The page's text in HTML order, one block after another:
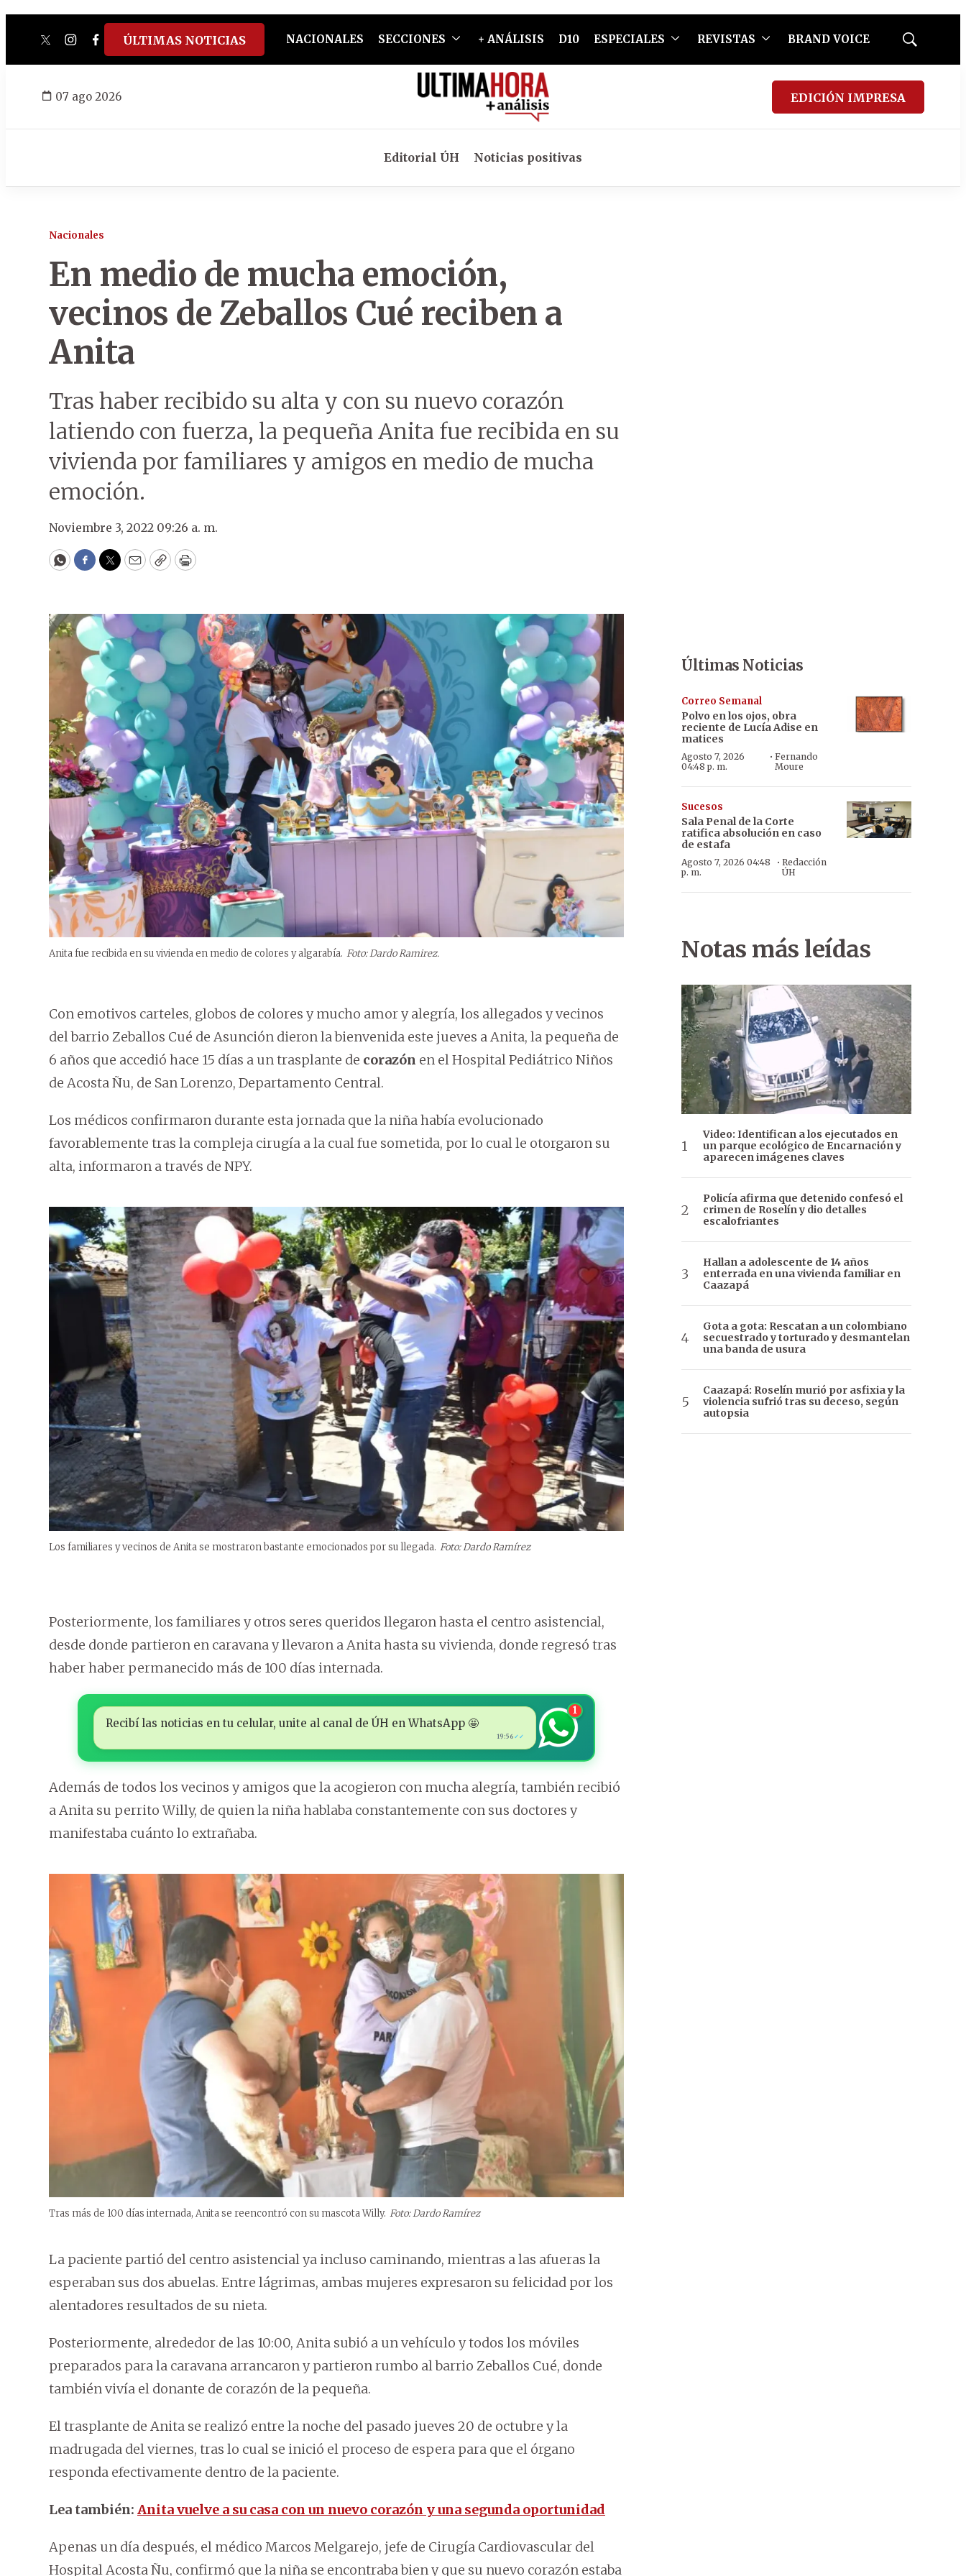
twitterinstagram
facebook
tiktokyoutube
spotify
ÚLTIMAS NOTICIAS NACIONALES SECCIONES + ANÁLISIS D10 ESPECIALES REVISTAS BRAND VOICE
Mostrar
07 ago 2026 EDICIÓN IMPRESA
Editorial ÚH Noticias positivas
Nacionales
En medio de mucha emoción,
vecinos de Zeballos Cué reciben a
Anita
Tras haber recibido su alta y con su nuevo corazón
latiendo con fuerza, la pequeña Anita fue recibida en su
vivienda por familiares y amigos en medio de mucha
emoción.
Noviembre 3, 2022 09:26 a. m.
WhatsApp
Facebook
Twitter
EmailCopyPrint
Anita fue recibida en su vivienda en medio de colores y algarabía. Foto: Dardo Ramirez.
Con emotivos carteles, globos de colores y mucho amor y alegría, los allegados y vecinos
del barrio Zeballos Cué de Asunción dieron la bienvenida este jueves a Anita, la pequeña de
6 años que accedió hace 15 días a un trasplante de corazón en el Hospital Pediátrico Niños
de Acosta Ñu, de San Lorenzo, Departamento Central.
Los médicos confirmaron durante esta jornada que la niña había evolucionado
favorablemente tras la compleja cirugía a la cual fue sometida, por lo cual le otorgaron su
alta, informaron a través de NPY.
Los familiares y vecinos de Anita se mostraron bastante emocionados por su llegada. Foto: Dardo Ramírez
Posteriormente, los familiares y otros seres queridos llegaron hasta el centro asistencial,
desde donde partieron en caravana y llevaron a Anita hasta su vivienda, donde regresó tras
haber haber permanecido más de 100 días internada.
Recibí las noticias en tu celular, unite al canal de ÚH en WhatsApp 🤩
19:56 ✓✓
1
Además de todos los vecinos y amigos que la acogieron con mucha alegría, también recibió
a Anita su perrito Willy, de quien la niña hablaba constantemente con sus doctores y
manifestaba cuánto lo extrañaba.
Tras más de 100 días internada, Anita se reencontró con su mascota Willy. Foto: Dardo Ramírez
La paciente partió del centro asistencial ya incluso caminando, mientras a las afueras la
esperaban sus dos abuelas. Entre lágrimas, ambas mujeres expresaron su felicidad por los
alentadores resultados de su nieta.
Posteriormente, alrededor de las 10:00, Anita subió a un vehículo y todos los móviles
preparados para la caravana arrancaron y partieron rumbo al barrio Zeballos Cué, donde
también vivía el donante de corazón de la pequeña.
El trasplante de Anita se realizó entre la noche del pasado jueves 20 de octubre y la
madrugada del viernes, tras lo cual se inició el proceso de espera para que el órgano
responda efectivamente dentro de la paciente.
Lea también: Anita vuelve a su casa con un nuevo corazón y una segunda oportunidad
Apenas un día después, el médico Marcos Melgarejo, jefe de Cirugía Cardiovascular del
Hospital Acosta Ñu, confirmó que la niña se encontraba bien y que su nuevo corazón estaba
Últimas Noticias
Correo Semanal
Polvo en los ojos, obra
reciente de Lucía Adise en
matices
Agosto 7, 2026
04:48 p. m.
·Fernando
Moure
Sucesos
Sala Penal de la Corte
ratifica absolución en caso
de estafa
Agosto 7, 2026 04:48
p. m.
· Redacción
ÚH
Notas más leídas
Video: Identifican a los ejecutados en
un parque ecológico de Encarnación y
aparecen imágenes claves
Policía afirma que detenido confesó el
crimen de Roselín y dio detalles
escalofriantes
Hallan a adolescente de 14 años
enterrada en una vivienda familiar en
Caazapá
Gota a gota: Rescatan a un colombiano
secuestrado y torturado y desmantelan
una banda de usura
Caazapá: Roselín murió por asfixia y la
violencia sufrió tras su deceso, según
autopsia